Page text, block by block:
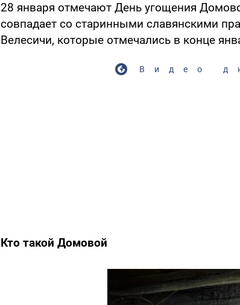
28 января отмечают День угощения
совпадает со старинными славянскими
Велесичи, которые отмечались в конце
Видео
Кто такой Домовой